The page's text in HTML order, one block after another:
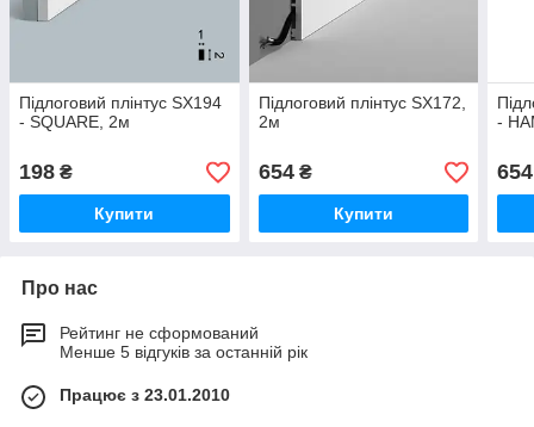
Підлоговий плінтус SX194
- SQUARE, 2м
198 ₴
Купити
Підлоговий плінтус SX172,
2м
654₴
Купити
-
654
Про нас
Рейтинг не сформований
Менше 5 відгуків за останній рік
Працює з 23.01.2010